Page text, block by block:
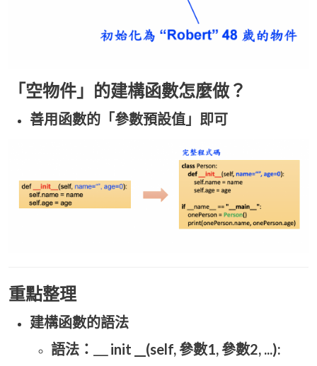
「空物件」的建構函數怎麼做？
善用函數的「參數預設值」即可
重點整理
建構函數的語法
語法：＿ init __(self, 參數1, 參數2, ...):